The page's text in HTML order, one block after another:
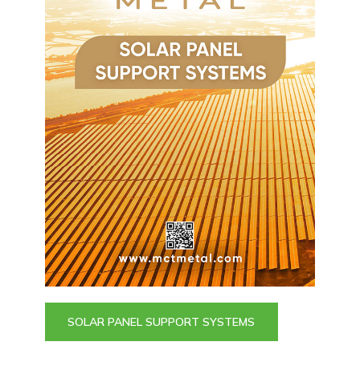
SOLAR PANEL SUPPORT SYSTEMS